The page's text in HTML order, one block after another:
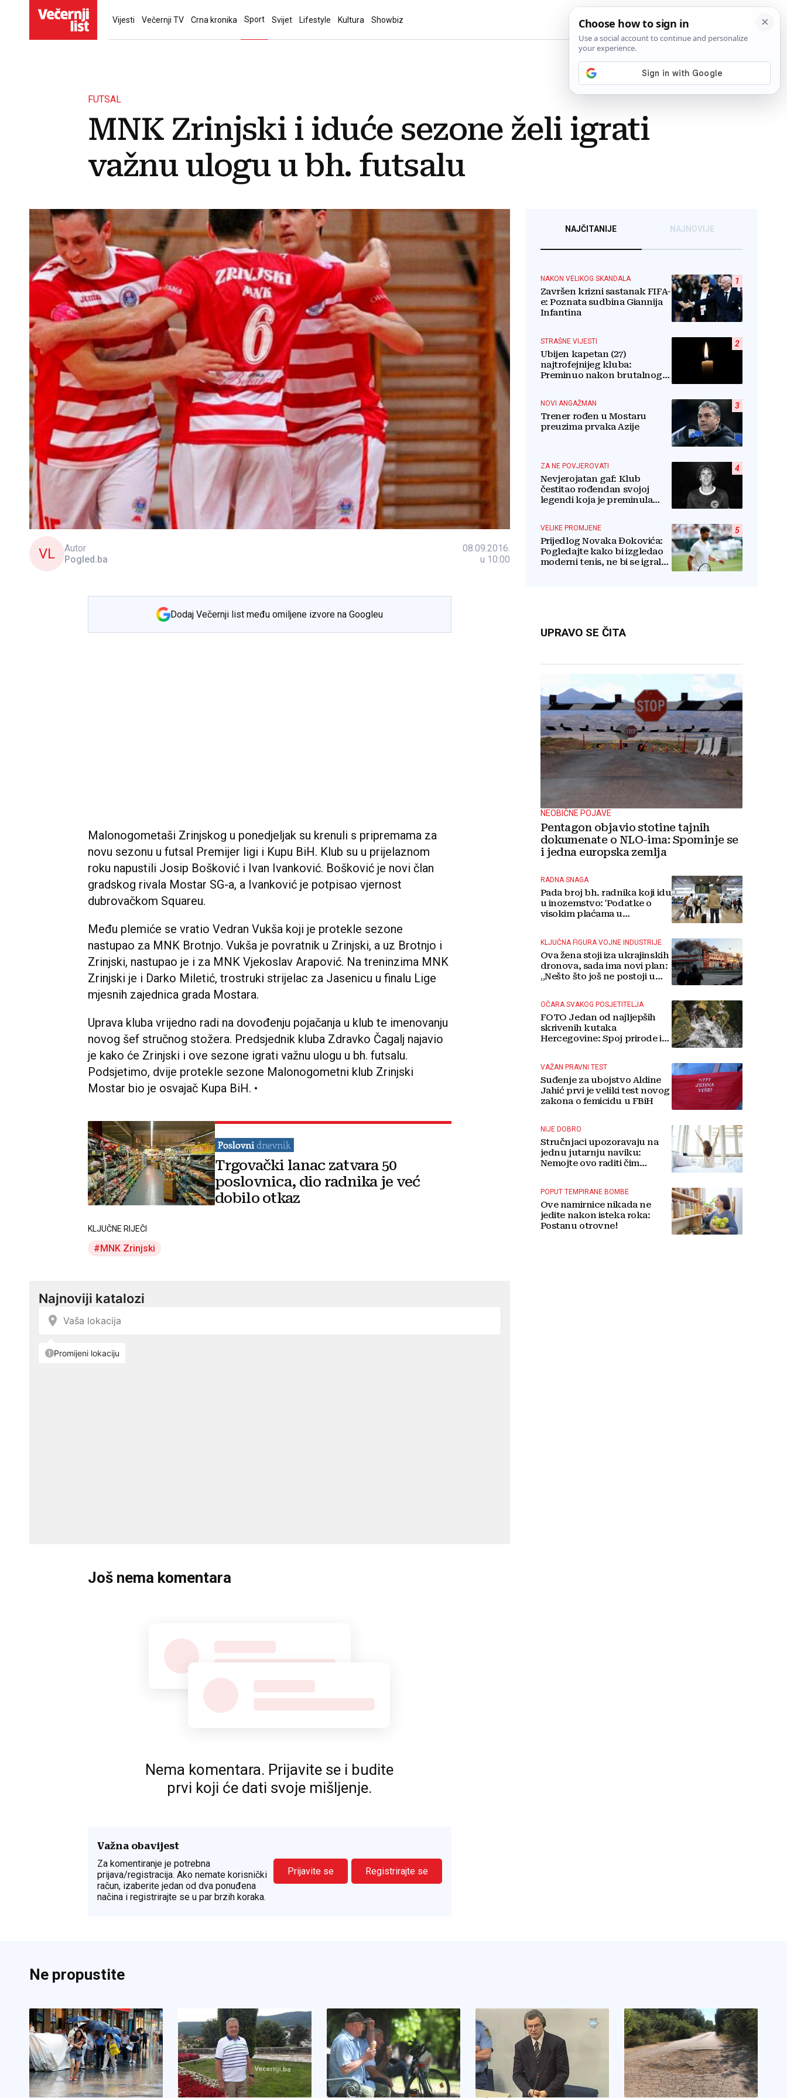
Vijesti Večernji TV Crna kronika Sport Svijet Lifestyle Kultura Showbiz
FUTSAL
MNK Zrinjski i iduće sezone želi igrati
važnu ulogu u bh. futsalu
VL
Autor
Pogled.ba
08.09.2016.
u 10:00
Dodaj Večernji list među omiljene izvore na Googleu
Malonogometaši Zrinjskog u ponedjeljak su krenuli s pripremama za
novu sezonu u futsal Premijer ligi i Kupu BiH. Klub su u prijelaznom
roku napustili Josip Bošković i Ivan Ivanković. Bošković je novi član
gradskog rivala Mostar SG-a, a Ivanković je potpisao vjernost
dubrovačkom Squareu.
Među plemiće se vratio Vedran Vukša koji je protekle sezone
nastupao za MNK Brotnjo. Vukša je povratnik u Zrinjski, a uz Brotnjo i
Zrinjski, nastupao je i za MNK Vjekoslav Arapović. Na treninzima MNK
Zrinjski je i Darko Miletić, trostruki strijelac za Jasenicu u finalu Lige
mjesnih zajednica grada Mostara.
Uprava kluba vrijedno radi na dovođenju pojačanja u klub te imenovanju
novog šef stručnog stožera. Predsjednik kluba Zdravko Čagalj najavio
je kako će Zrinjski i ove sezone igrati važnu ulogu u bh. futsalu.
Podsjetimo, dvije protekle sezone Malonogometni klub Zrinjski
Mostar bio je osvajač Kupa BiH. •
Trgovački lanac zatvara 50
poslovnica, dio radnika je već
dobilo otkaz
KLJUČNE RIJEČI
MNK Zrinjski
Još nema komentara
Nema komentara. Prijavite se i budite
prvi koji će dati svoje mišljenje.
Važna obavijest
Za komentiranje je potrebna
prijava/registracija. Ako nemate korisnički
račun, izaberite jedan od dva ponuđena
načina i registrirajte se u par brzih koraka.
Prijavite se Registrirajte se
NAJČITANIJE NAJNOVIJE
1
NAKON VELIKOG SKANDALA
Završen krizni sastanak FIFA-
e: Poznata sudbina Giannija
Infantina
2
STRAŠNE VIJESTI
Ubijen kapetan (27)
najtrofejnijeg kluba:
Preminuo nakon brutalnog
3
NOVI ANGAŽMAN
Trener rođen u Mostaru
preuzima prvaka Azije
4
ZA NE POVJEROVATI
Nevjerojatan gaf: Klub
čestitao rođendan svojoj
legendi koja je preminula
5
VELIKE PROMJENE
Prijedlog Novaka Đokovića:
Pogledajte kako bi izgledao
moderni tenis, ne bi se igralo
UPRAVO SE ČITA
NEOBIČNE POJAVE
Pentagon objavio stotine tajnih
dokumenate o NLO-ima: Spominje se
i jedna europska zemlja
RADNA SNAGA
Pada broj bh. radnika koji idu
u inozemstvo: 'Podatke o
visokim plaćama u
KLJUČNA FIGURA VOJNE INDUSTRIJE
Ova žena stoji iza ukrajinskih
dronova, sada ima novi plan:
„Nešto što još ne postoji u
OČARA SVAKOG POSJETITELJA
FOTO Jedan od najljepših
skrivenih kutaka
Hercegovine: Spoj prirode i
VAŽAN PRAVNI TEST
Suđenje za ubojstvo Aldine
Jahić prvi je veliki test novog
zakona o femicidu u FBiH
NIJE DOBRO
Stručnjaci upozoravaju na
jednu jutarnju naviku:
Nemojte ovo raditi čim
POPUT TEMPIRANE BOMBE
Ove namirnice nikada ne
jedite nakon isteka roka:
Postanu otrovne!
Ne propustite